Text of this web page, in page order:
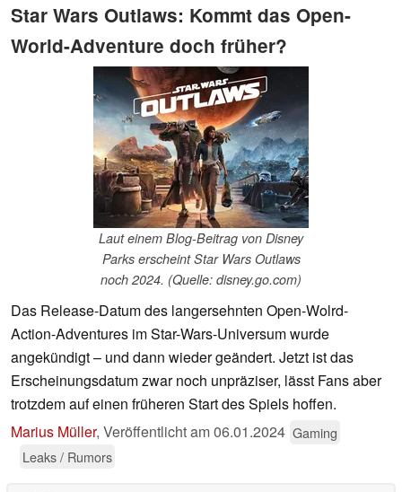
Star Wars Outlaws: Kommt das Open-
World-Adventure doch früher?
Laut einem Blog-Beitrag von Disney
Parks erscheint Star Wars Outlaws
noch 2024. (Quelle: disney.go.com)
Das Release-Datum des langersehnten Open-Wolrd-
Action-Adventures im Star-Wars-Universum wurde
angekündigt – und dann wieder geändert. Jetzt ist das
Erscheinungsdatum zwar noch unpräziser, lässt Fans aber
trotzdem auf einen früheren Start des Spiels hoffen.
Marius Müller, Veröffentlicht am06.01.2024 Gaming
Leaks / Rumors